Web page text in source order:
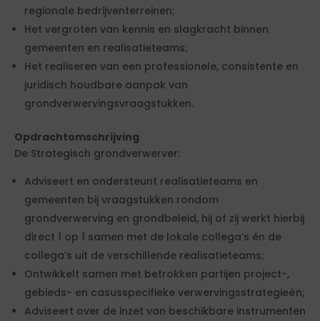
regionale bedrijventerreinen;
Het vergroten van kennis en slagkracht binnen
gemeenten en realisatieteams;
Het realiseren van een professionele, consistente en
juridisch houdbare aanpak van
grondverwervingsvraagstukken.
Opdrachtomschrijving
De Strategisch grondverwerver:
Adviseert en ondersteunt realisatieteams en
gemeenten bij vraagstukken rondom
grondverwerving en grondbeleid, hij of zij werkt hierbij
direct 1 op 1 samen met de lokale collega’s én de
collega’s uit de verschillende realisatieteams;
Ontwikkelt samen met betrokken partijen project-,
gebieds- en casusspecifieke verwervingsstrategieën;
Adviseert over de inzet van beschikbare instrumenten